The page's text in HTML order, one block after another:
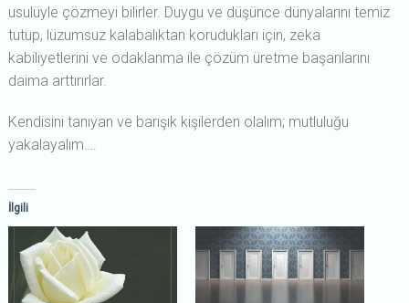
usulüyle çözmeyi bilirler. Duygu ve düşünce dünyalarını temiz
tutup, lüzumsuz kalabalıktan korudukları için, zeka
kabiliyetlerini ve odaklanma ile çözüm üretme başarılarını
daima arttırırlar.
Kendisini tanıyan ve barışık kişilerden olalım; mutluluğu
yakalayalım….
İlgili